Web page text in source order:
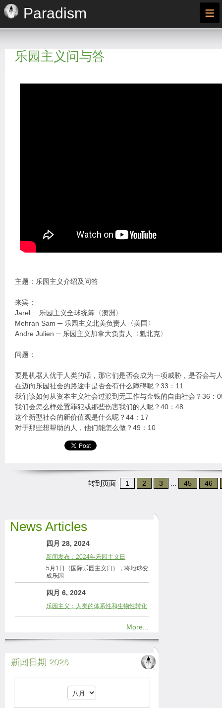
Paradism ≡
乐园主义问与答
主题：乐园主义介绍及问答
来宾：
Jarel ─ 乐园主义全球统筹〈澳洲〉
Mehran Sam ─ 乐园主义北美负责人〈美国〉
Andre Julien ─ 乐园主义加拿大负责人〈魁北克〉
问题：
要是机器人优于人类的话，那它们是否会成为一项威胁，是否会与
在迈向乐园社会的路途中是否会有什么障碍呢？33：11
我们该如何从资本主义社会过渡到无工作与金钱的自由社会？36：
我们会怎么样处置罪犯或那些伤害我们的人呢？40：48
这个新型社会的新价值观是什么呢？44：17
对于那些想帮助的人，他们能怎么做？49：10
转到页面 1 2 3 45 46
News Articles
四月 28, 2024
新闻发布：2024年乐园主义日
5月1日（国际乐园主义日），将地球变
成乐园
四月 6, 2024
乐园主义：人类的体系性和生物性转化
More...
新闻日期 2026